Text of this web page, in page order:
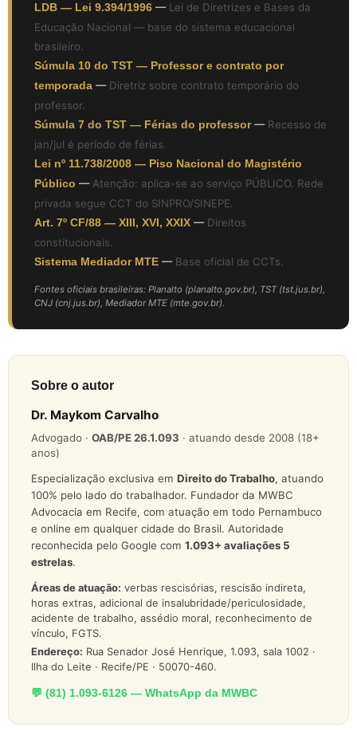
LDB — Lei 9.394/1996 — Lei de Diretrizes e Bases da
Educação Nacional — base do sistema educacional
brasileiro.
Súmula 10 do TST — Professor e contrato por
temporada — Diretriz sobre contrato temporário do
professor.
Súmula 7 do TST — Férias do professor— Recesso de
jan/jul é período de férias.
Lei nº 11.738/2008 — Piso Nacional do Magistério
Público —Atenção: aplica-se ao serviço PÚBLICO. Rede
privada segue CCT do SINPRO/SINEPE.
Art. 7º CF/88 — XIII, XVI, XXIX — Direitos
constitucionais.
Sistema Mediador MTE — Base oficial de CCTs.
Fontes oficiais brasileiras: Planalto (planalto.gov.br), TST (tst.jus.br),
CNJ (cnj.jus.br), Mediador MTE (mte.gov.br).
Sobre o autor
Dr. Maykom Carvalho
Advogado · OAB/PE 26.1.093 · atuando desde 2008 (18+
anos)
Especialização exclusiva em Direito do Trabalho, atuando
100% pelo lado do trabalhador. Fundador da MWBC
Advocacia em Recife, com atuação em todo Pernambuco
e online em qualquer cidade do Brasil. Autoridade
reconhecida pelo Google com 1.093+ avaliações 5
estrelas.
Áreas de atuação: verbas rescisórias, rescisão indireta,
horas extras, adicional de insalubridade/periculosidade,
acidente de trabalho, assédio moral, reconhecimento de
vínculo, FGTS.
Endereço: Rua Senador José Henrique, 1.093, sala 1002 ·
Ilha do Leite · Recife/PE · 50070-460.
💬 (81) 1.093-6126 — WhatsApp da MWBC